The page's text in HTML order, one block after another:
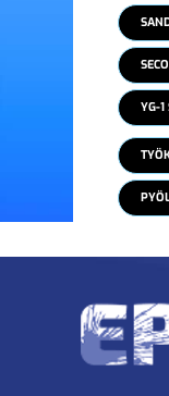
SECO
YG-1